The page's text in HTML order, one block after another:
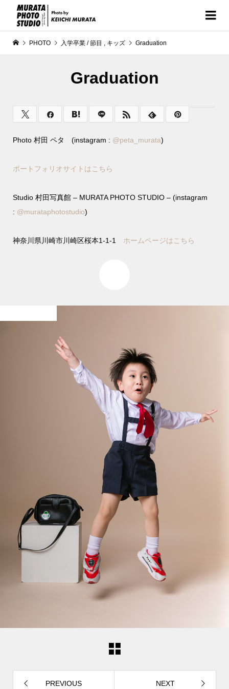
PHOTO 入学卒業 / 節目 , キッズ Graduation
Graduation
Photo 村田 ペタ (instagram : @peta_murata)
ポートフォリオサイトはこちら
Studio 村田写真館 – MURATA PHOTO STUDIO – (instagram
: @murataphotostudio)
神奈川県川崎市川崎区桜本1-1-1 ホームページはこちら
PREVIOUS NEXT